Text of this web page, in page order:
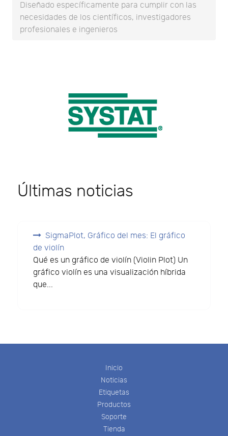
Diseñado específicamente para cumplir con las
necesidades de los científicos, investigadores
profesionales e ingenieros
Últimas noticias
SigmaPlot, Gráfico del mes: El gráfico
de violín
Qué es un gráfico de violín (Violin Plot) Un
gráfico violín es una visualización híbrida
que...
Inicio
Noticias
Etiquetas
Productos
Soporte
Tienda